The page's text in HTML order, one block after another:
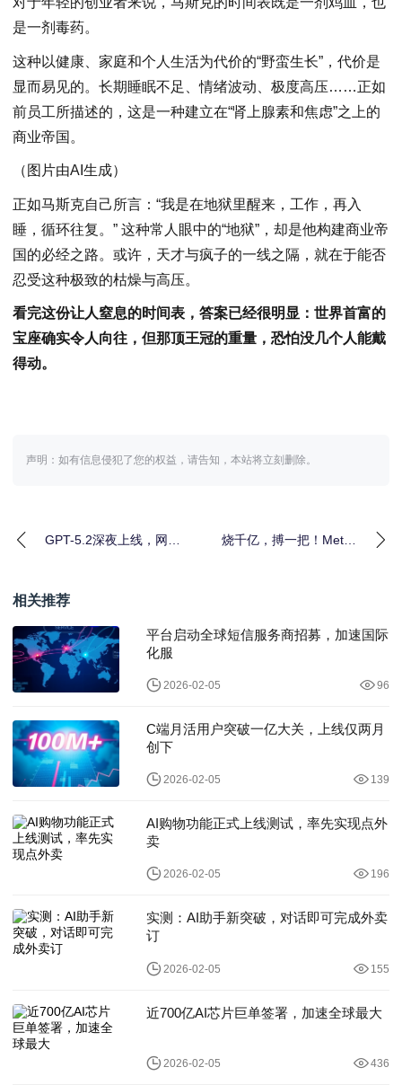
是一剂毒药。
这种以健康、家庭和个人生活为代价的“野蛮生长”，代价是
显而易见的。长期睡眠不足、情绪波动、极度高压……正如
前员工所描述的，这是一种建立在“肾上腺素和焦虑”之上的
商业帝国。
（图片由AI生成）
正如马斯克自己所言：“我是在地狱里醒来，工作，再入
睡，循环往复。” 这种常人眼中的“地狱”，却是他构建商业帝
国的必经之路。或许，天才与疯子的一线之隔，就在于能否
忍受这种极致的枯燥与高压。
看完这份让人窒息的时间表，答案已经很明显：世界首富的
宝座确实令人向往，但那顶王冠的重量，恐怕没几个人能戴
得动。
声明：如有信息侵犯了您的权益，请告知，本站将立刻删除。
GPT-5.2深夜上线，网友
烧千亿，搏一把！Meta
相关推荐
平台启动全球短信服务商招募，加速国际
化服
2026-02-05 96
C端月活用户突破一亿大关，上线仅两月
创下
2026-02-05 139
AI购物功能正式上线测试，率先实现点外
卖
2026-02-05 196
实测：AI助手新突破，对话即可完成外卖
订
2026-02-05 155
近700亿AI芯片巨单签署，加速全球最大
2026-02-05 436